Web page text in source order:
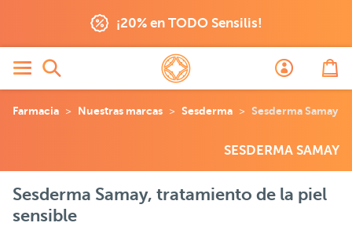
¡20% en TODO Sensilis!
Farmacia Nuestras marcas Sesderma Sesderma Samay
SESDERMA SAMAY
Sesderma Samay, tratamiento de la piel
sensible